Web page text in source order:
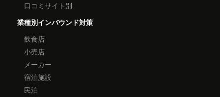
口コミサイト別
業種別インバウンド対策
飲食店
小売店
メーカー
宿泊施設
民泊